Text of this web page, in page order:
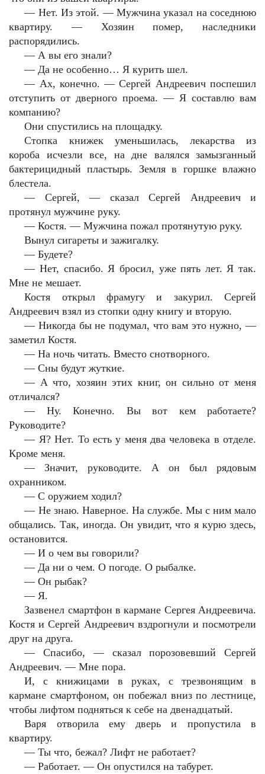
— Нет. Из этой. — Мужчина указал на соседнюю
квартиру. — Хозяин помер, наследники
распорядились.
— А вы его знали?
— Да не особенно… Я курить шел.
— Ах, конечно. — Сергей Андреевич поспешил
отступить от дверного проема. — Я составлю вам
компанию?
Они спустились на площадку.
Стопка книжек уменьшилась, лекарства из
короба исчезли все, на дне валялся замызганный
бактерицидный пластырь. Земля в горшке влажно
блестела.
— Сергей, — сказал Сергей Андреевич и
протянул мужчине руку.
— Костя. — Мужчина пожал протянутую руку.
Вынул сигареты и зажигалку.
— Будете?
— Нет, спасибо. Я бросил, уже пять лет. Я так.
Мне не мешает.
Костя открыл фрамугу и закурил. Сергей
Андреевич взял из стопки одну книгу и вторую.
— Никогда бы не подумал, что вам это нужно, —
заметил Костя.
— На ночь читать. Вместо снотворного.
— Сны будут жуткие.
— А что, хозяин этих книг, он сильно от меня
отличался?
— Ну. Конечно. Вы вот кем работаете?
Руководите?
— Я? Нет. То есть у меня два человека в отделе.
Кроме меня.
— Значит, руководите. А он был рядовым
охранником.
— С оружием ходил?
— Не знаю. Наверное. На службе. Мы с ним мало
общались. Так, иногда. Он увидит, что я курю здесь,
остановится.
— И о чем вы говорили?
— Да ни о чем. О погоде. О рыбалке.
— Он рыбак?
— Я.
Зазвенел смартфон в кармане Сергея Андреевича.
Костя и Сергей Андреевич вздрогнули и посмотрели
друг на друга.
— Спасибо, — сказал порозовевший Сергей
Андреевич. — Мне пора.
И, с книжицами в руках, с трезвонящим в
кармане смартфоном, он побежал вниз по лестнице,
чтобы лифтом подняться к себе на двенадцатый.
Варя отворила ему дверь и пропустила в
квартиру.
— Ты что, бежал? Лифт не работает?
— Работает. — Он опустился на табурет.